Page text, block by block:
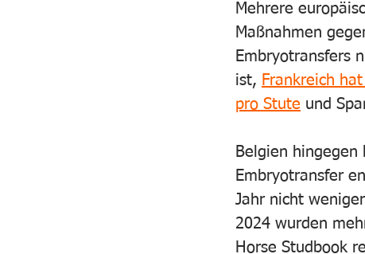
Mehrere
Maßnahmen
Embryotransfers
ist, Frankreich
pro Stute und
Belgien
Embryotransfer
Jahr nicht
2024 wurden
Horse Studbook